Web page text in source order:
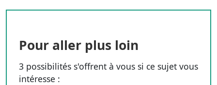
Pour aller plus loin
3 possibilités s'offrent à vous si ce sujet vous
intéresse :